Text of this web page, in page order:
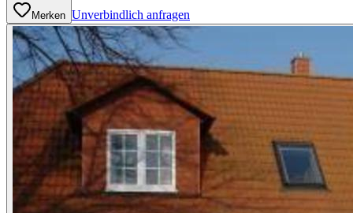
Merken Unverbindlich anfragen